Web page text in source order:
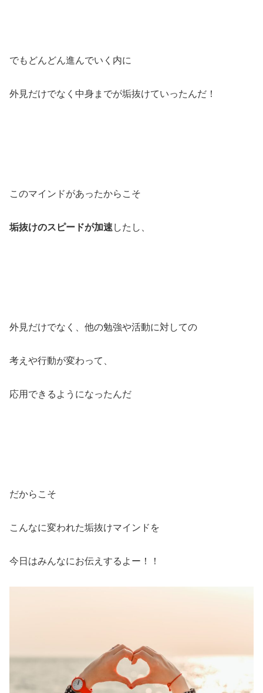
でもどんどん進んでいく内に
外見だけでなく中身までが垢抜けていったんだ！
このマインドがあったからこそ
垢抜けのスピードが加速 したし、
外見だけでなく、他の勉強や活動に対しての
考えや行動が変わって、
応用できるようになったんだ
だからこそ
こんなに変われた垢抜けマインドを
今日はみんなにお伝えするよー！！